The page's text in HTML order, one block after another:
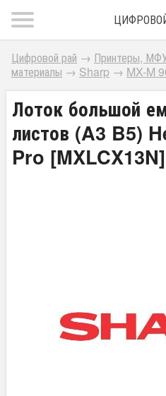
Цифровой рай → Принтеры,
материалы → Sharp → MX-M
Лоток большой
листов (A3 B5)
Pro [MXLCX13N]